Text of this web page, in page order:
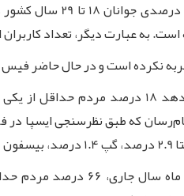
3.6 درصد، توئیتر 2.7 درصد و لاین 1 درصد
اما درباره پیام‌رسان‌های داخلی،
می­‌کنند که در این میان